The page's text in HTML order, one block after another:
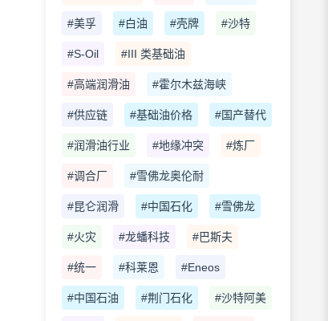
#美孚 #白油 #壳牌 #沙特
#S-Oil #III 类基础油
#高端润滑油 #霍尔木兹海峡
#供应链 #基础油价格 #国产替代
#润滑油行业 #地缘冲突 #炼厂
#调合厂 #雪佛龙奥伦耐
#昆仑润滑 #中国石化 #雪佛龙
#火灾 #龙蟠科技 #巴斯夫
#统一 #科莱恩 #Eneos
#中国石油 #荆门石化 #沙特阿美